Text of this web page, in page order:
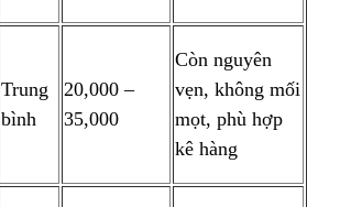
Trung
bình
20,000 –
35,000
Còn nguyên
vẹn, không mối
mọt, phù hợp
kê hàng